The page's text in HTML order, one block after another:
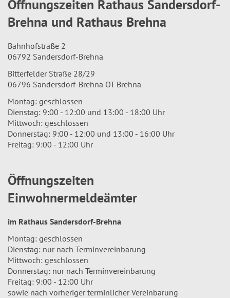
Öffnungszeiten Rathaus Sandersdorf-
Brehna und Rathaus Brehna
Bahnhofstraße 2
06792 Sandersdorf-Brehna
Bitterfelder Straße 28/29
06796 Sandersdorf-Brehna OT Brehna
Montag: geschlossen
Dienstag: 9:00 - 12:00 und 13:00 - 18:00 Uhr
Mittwoch: geschlossen
Donnerstag: 9:00 - 12:00 und 13:00 - 16:00 Uhr
Freitag: 9:00 - 12:00 Uhr
Öffnungszeiten
Einwohnermeldeämter
im Rathaus Sandersdorf-Brehna
Montag: geschlossen
Dienstag: nur nach Terminvereinbarung
Mittwoch: geschlossen
Donnerstag: nur nach Terminvereinbarung
Freitag: 9:00 - 12:00 Uhr
sowie nach vorheriger terminlicher Vereinbarung